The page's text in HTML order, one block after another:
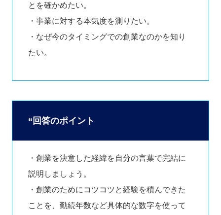
とを確かめたい。
・事業に対する本気度を測りたい。
・なぜ今のタイミングでの創業なのかを知り
たい。
“回答のポイント
・創業を決意した経緯を自分の言葉で完結に
説明しましょう。
・創業のためにコツコツと経験を積んできた
ことを、勤続年数など具体的な数字を使って